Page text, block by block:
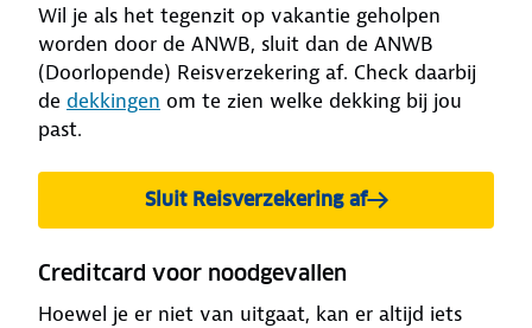
Wil je als het tegenzit op vakantie geholpen
worden door de ANWB, sluit dan de ANWB
(Doorlopende) Reisverzekering af. Check daarbij
de dekkingen om te zien welke dekking bij jou
past.
Sluit Reisverzekering af
Creditcard voor noodgevallen
Hoewel je er niet van uitgaat, kan er altijd iets